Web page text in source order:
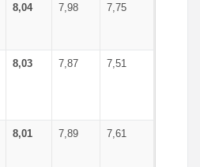
8,04 7,98 7,75
8,03 7,87 7,51
8,01 7,89 7,61